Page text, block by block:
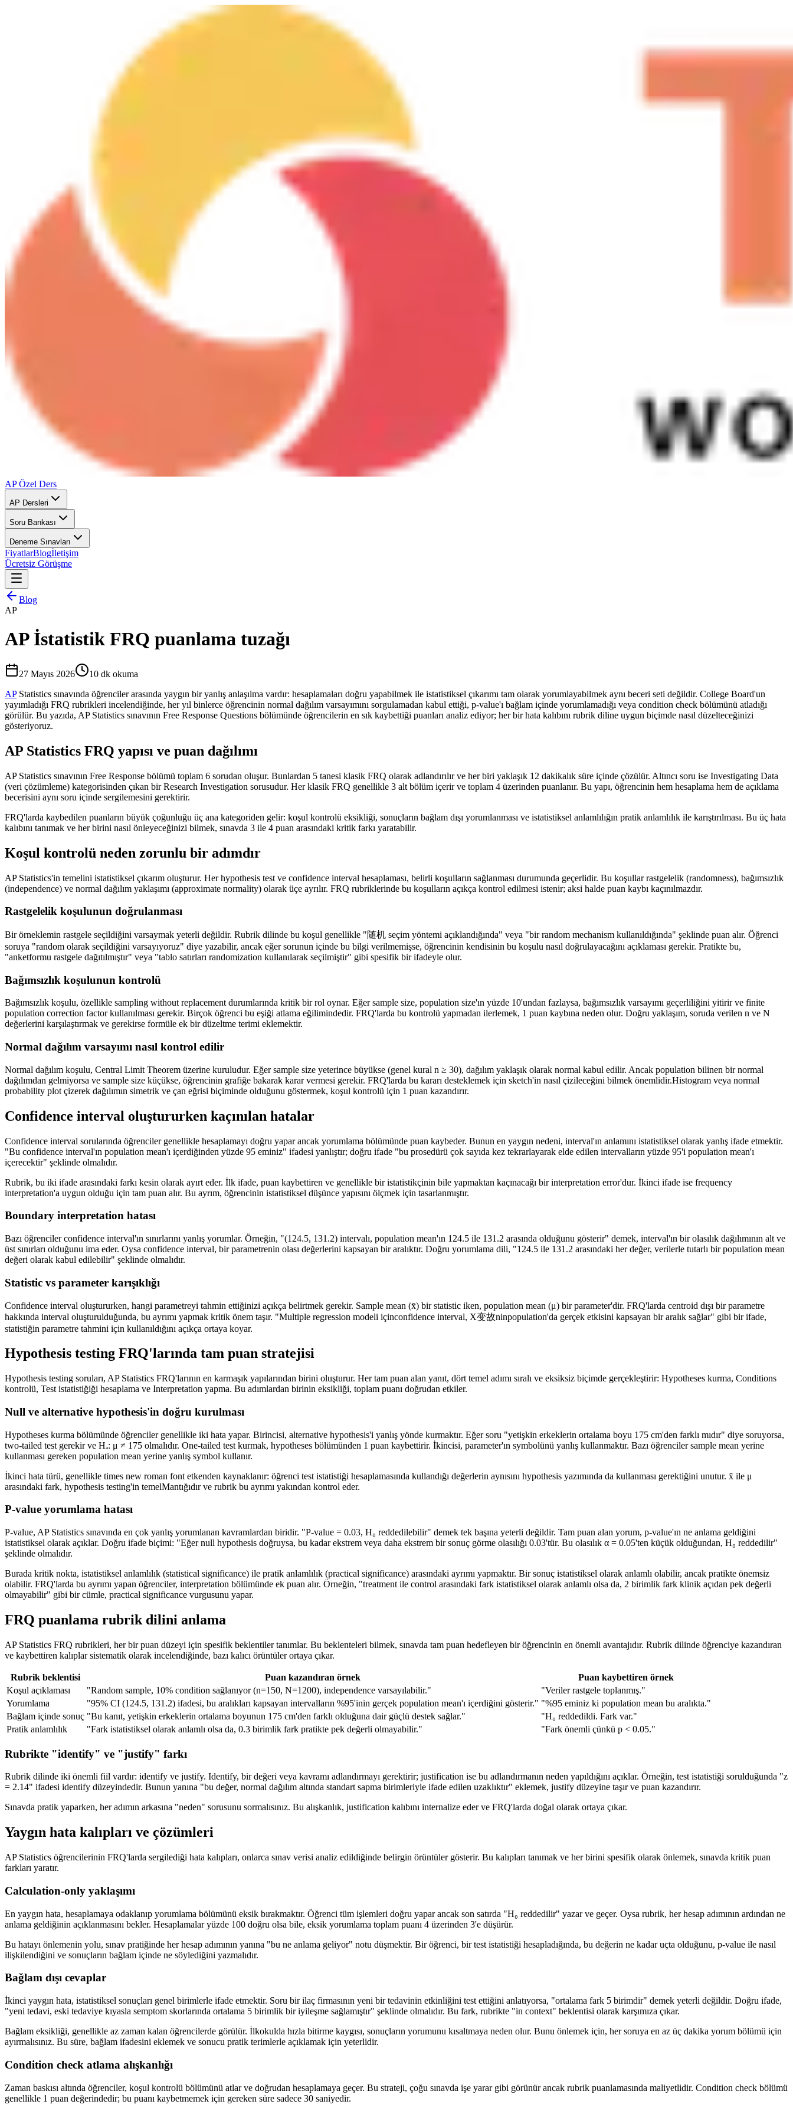
AP Özel Ders
AP Dersleri
Soru Bankası
Deneme Sınavları
FiyatlarBlogİletişim
Ücretsiz Görüşme
Blog
AP
AP İstatistik FRQ puanlama tuzağı
27 Mayıs 2026 10 dk okuma
APStatistics sınavında öğrenciler arasında yaygın bir yanlış anlaşılma vardır: hesaplamaları doğru yapabilmek ile istatistiksel çıkarımı tam olarak yorumlayabilmek aynı beceri seti değildir. College Board'un
yayımladığı FRQ rubrikleri incelendiğinde, her yıl binlerce öğrencinin normal dağılım varsayımını sorgulamadan kabul ettiği, p-value'ı bağlam içinde yorumlamadığı veya condition check bölümünü atladığı
görülür. Bu yazıda, AP Statistics sınavının Free Response Questions bölümünde öğrencilerin en sık kaybettiği puanları analiz ediyor; her bir hata kalıbını rubrik diline uygun biçimde nasıl düzelteceğinizi
gösteriyoruz.
AP Statistics FRQ yapısı ve puan dağılımı
AP Statistics sınavının Free Response bölümü toplam 6 sorudan oluşur. Bunlardan 5 tanesi klasik FRQ olarak adlandırılır ve her biri yaklaşık 12 dakikalık süre içinde çözülür. Altıncı soru ise Investigating Data
(veri çözümleme) kategorisinden çıkan bir Research Investigation sorusudur. Her klasik FRQ genellikle 3 alt bölüm içerir ve toplam 4 üzerinden puanlanır. Bu yapı, öğrencinin hem hesaplama hem de açıklama
becerisini aynı soru içinde sergilemesini gerektirir.
FRQ'larda kaybedilen puanların büyük çoğunluğu üç ana kategoriden gelir: koşul kontrolü eksikliği, sonuçların bağlam dışı yorumlanması ve istatistiksel anlamlılığın pratik anlamlılık ile karıştırılması. Bu üç hata
kalıbını tanımak ve her birini nasıl önleyeceğinizi bilmek, sınavda 3 ile 4 puan arasındaki kritik farkı yaratabilir.
Koşul kontrolü neden zorunlu bir adımdır
AP Statistics'in temelini istatistiksel çıkarım oluşturur. Her hypothesis test ve confidence interval hesaplaması, belirli koşulların sağlanması durumunda geçerlidir. Bu koşullar rastgelelik (randomness), bağımsızlık
(independence) ve normal dağılım yaklaşımı (approximate normality) olarak üçe ayrılır. FRQ rubriklerinde bu koşulların açıkça kontrol edilmesi istenir; aksi halde puan kaybı kaçınılmazdır.
Rastgelelik koşulunun doğrulanması
Bir örneklemin rastgele seçildiğini varsaymak yeterli değildir. Rubrik dilinde bu koşul genellikle "随机 seçim yöntemi açıklandığında" veya "bir random mechanism kullanıldığında" şeklinde puan alır. Öğrenci
soruya "random olarak seçildiğini varsayıyoruz" diye yazabilir, ancak eğer sorunun içinde bu bilgi verilmemişse, öğrencinin kendisinin bu koşulu nasıl doğrulayacağını açıklaması gerekir. Pratikte bu,
"anketformu rastgele dağıtılmıştır" veya "tablo satırları randomization kullanılarak seçilmiştir" gibi spesifik bir ifadeyle olur.
Bağımsızlık koşulunun kontrolü
Bağımsızlık koşulu, özellikle sampling without replacement durumlarında kritik bir rol oynar. Eğer sample size, population size'ın yüzde 10'undan fazlaysa, bağımsızlık varsayımı geçerliliğini yitirir ve finite
population correction factor kullanılması gerekir. Birçok öğrenci bu eşiği atlama eğilimindedir. FRQ'larda bu kontrolü yapmadan ilerlemek, 1 puan kaybına neden olur. Doğru yaklaşım, soruda verilen n ve N
değerlerini karşılaştırmak ve gerekirse formüle ek bir düzeltme terimi eklemektir.
Normal dağılım varsayımı nasıl kontrol edilir
Normal dağılım koşulu, Central Limit Theorem üzerine kuruludur. Eğer sample size yeterince büyükse (genel kural n ≥ 30), dağılım yaklaşık olarak normal kabul edilir. Ancak population bilinen bir normal
dağılımdan gelmiyorsa ve sample size küçükse, öğrencinin grafiğe bakarak karar vermesi gerekir. FRQ'larda bu kararı desteklemek için sketch'in nasıl çizileceğini bilmek önemlidir.Histogram veya normal
probability plot çizerek dağılımın simetrik ve çan eğrisi biçiminde olduğunu göstermek, koşul kontrolü için 1 puan kazandırır.
Confidence interval oluştururken kaçınılan hatalar
Confidence interval sorularında öğrenciler genellikle hesaplamayı doğru yapar ancak yorumlama bölümünde puan kaybeder. Bunun en yaygın nedeni, interval'ın anlamını istatistiksel olarak yanlış ifade etmektir.
"Bu confidence interval'ın population mean'ı içerdiğinden yüzde 95 eminiz" ifadesi yanlıştır; doğru ifade "bu prosedürü çok sayıda kez tekrarlayarak elde edilen intervalların yüzde 95'i population mean'ı
içerecektir" şeklinde olmalıdır.
Rubrik, bu iki ifade arasındaki farkı kesin olarak ayırt eder. İlk ifade, puan kaybettiren ve genellikle bir istatistikçinin bile yapmaktan kaçınacağı bir interpretation error'dur. İkinci ifade ise frequency
interpretation'a uygun olduğu için tam puan alır. Bu ayrım, öğrencinin istatistiksel düşünce yapısını ölçmek için tasarlanmıştır.
Boundary interpretation hatası
Bazı öğrenciler confidence interval'ın sınırlarını yanlış yorumlar. Örneğin, "(124.5, 131.2) intervalı, population mean'ın 124.5 ile 131.2 arasında olduğunu gösterir" demek, interval'ın bir olasılık dağılımının alt ve
üst sınırları olduğunu ima eder. Oysa confidence interval, bir parametrenin olası değerlerini kapsayan bir aralıktır. Doğru yorumlama dili, "124.5 ile 131.2 arasındaki her değer, verilerle tutarlı bir population mean
değeri olarak kabul edilebilir" şeklinde olmalıdır.
Statistic vs parameter karışıklığı
Confidence interval oluştururken, hangi parametreyi tahmin ettiğinizi açıkça belirtmek gerekir. Sample mean (x̄) bir statistic iken, population mean (μ) bir parameter'dir. FRQ'larda centroid dışı bir parametre
hakkında interval oluşturulduğunda, bu ayrımı yapmak kritik önem taşır. "Multiple regression modeli içinconfidence interval, X变故ninpopulation'da gerçek etkisini kapsayan bir aralık sağlar" gibi bir ifade,
statistiğin parametre tahmini için kullanıldığını açıkça ortaya koyar.
Hypothesis testing FRQ'larında tam puan stratejisi
Hypothesis testing soruları, AP Statistics FRQ'larının en karmaşık yapılarından birini oluşturur. Her tam puan alan yanıt, dört temel adımı sıralı ve eksiksiz biçimde gerçekleştirir: Hypotheses kurma, Conditions
kontrolü, Test istatistiğiği hesaplama ve Interpretation yapma. Bu adımlardan birinin eksikliği, toplam puanı doğrudan etkiler.
Null ve alternative hypothesis'in doğru kurulması
Hypotheses kurma bölümünde öğrenciler genellikle iki hata yapar. Birincisi, alternative hypothesis'i yanlış yönde kurmaktır. Eğer soru "yetişkin erkeklerin ortalama boyu 175 cm'den farklı mıdır" diye soruyorsa,
two-tailed test gerekir ve Hₐ: μ ≠ 175 olmalıdır. One-tailed test kurmak, hypotheses bölümünden 1 puan kaybettirir. İkincisi, parameter'ın symbolünü yanlış kullanmaktır. Bazı öğrenciler sample mean yerine
kullanması gereken population mean yerine yanlış symbol kullanır.
İkinci hata türü, genellikle times new roman font etkenden kaynaklanır: öğrenci test istatistiği hesaplamasında kullandığı değerlerin aynısını hypothesis yazımında da kullanması gerektiğini unutur. x̄ ile μ
arasındaki fark, hypothesis testing'in temelMantığıdır ve rubrik bu ayrımı yakından kontrol eder.
P-value yorumlama hatası
P-value, AP Statistics sınavında en çok yanlış yorumlanan kavramlardan biridir. "P-value = 0.03, H₀ reddedilebilir" demek tek başına yeterli değildir. Tam puan alan yorum, p-value'ın ne anlama geldiğini
istatistiksel olarak açıklar. Doğru ifade biçimi: "Eğer null hypothesis doğruysa, bu kadar ekstrem veya daha ekstrem bir sonuç görme olasılığı 0.03'tür. Bu olasılık α = 0.05'ten küçük olduğundan, H₀ reddedilir"
şeklinde olmalıdır.
Burada kritik nokta, istatistiksel anlamlılık (statistical significance) ile pratik anlamlılık (practical significance) arasındaki ayrımı yapmaktır. Bir sonuç istatistiksel olarak anlamlı olabilir, ancak pratikte önemsiz
olabilir. FRQ'larda bu ayrımı yapan öğrenciler, interpretation bölümünde ek puan alır. Örneğin, "treatment ile control arasındaki fark istatistiksel olarak anlamlı olsa da, 2 birimlik fark klinik açıdan pek değerli
olmayabilir" gibi bir cümle, practical significance vurgusunu yapar.
FRQ puanlama rubrik dilini anlama
AP Statistics FRQ rubrikleri, her bir puan düzeyi için spesifik beklentiler tanımlar. Bu beklenteleri bilmek, sınavda tam puan hedefleyen bir öğrencinin en önemli avantajıdır. Rubrik dilinde öğrenciye kazandıran
ve kaybettiren kalıplar sistematik olarak incelendiğinde, bazı kalıcı örüntüler ortaya çıkar.
Rubrik beklentisi Puan kazandıran örnek
Puan kaybettiren örnek
Koşul açıklaması
"Random sample, 10% condition sağlanıyor (n=150, N=1200), independence varsayılabilir."
"Veriler rastgele toplanmış."
Yorumlama
"95% CI (124.5, 131.2) ifadesi, bu aralıkları kapsayan intervalların %95'inin gerçek population mean'ı içerdiğini gösterir." "%95 eminiz ki population mean bu aralıkta."
Bağlam içinde sonuç "Bu kanıt, yetişkin erkeklerin ortalama boyunun 175 cm'den farklı olduğuna dair güçlü destek sağlar."
"H₀ reddedildi. Fark var."
Pratik anlamlılık
"Fark istatistiksel olarak anlamlı olsa da, 0.3 birimlik fark pratikte pek değerli olmayabilir." "Fark önemli çünkü p < 0.05."
Rubrikte "identify" ve "justify" farkı
Rubrik dilinde iki önemli fiil vardır: identify ve justify. Identify, bir değeri veya kavramı adlandırmayı gerektirir; justification ise bu adlandırmanın neden yapıldığını açıklar. Örneğin, test istatistiği sorulduğunda "z
= 2.14" ifadesi identify düzeyindedir. Bunun yanına "bu değer, normal dağılım altında standart sapma birimleriyle ifade edilen uzaklıktır" eklemek, justify düzeyine taşır ve puan kazandırır.
Sınavda pratik yaparken, her adımın arkasına "neden" sorusunu sormalısınız. Bu alışkanlık, justification kalıbını internalize eder ve FRQ'larda doğal olarak ortaya çıkar.
Yaygın hata kalıpları ve çözümleri
AP Statistics öğrencilerinin FRQ'larda sergilediği hata kalıpları, onlarca sınav verisi analiz edildiğinde belirgin örüntüler gösterir. Bu kalıpları tanımak ve her birini spesifik olarak önlemek, sınavda kritik puan
farkları yaratır.
Calculation-only yaklaşımı
En yaygın hata, hesaplamaya odaklanıp yorumlama bölümünü eksik bırakmaktır. Öğrenci tüm işlemleri doğru yapar ancak son satırda "H₀ reddedilir" yazar ve geçer. Oysa rubrik, her hesap adımının ardından ne
anlama geldiğinin açıklanmasını bekler. Hesaplamalar yüzde 100 doğru olsa bile, eksik yorumlama toplam puanı 4 üzerinden 3'e düşürür.
Bu hatayı önlemenin yolu, sınav pratiğinde her hesap adımının yanına "bu ne anlama geliyor" notu düşmektir. Bir öğrenci, bir test istatistiği hesapladığında, bu değerin ne kadar uçta olduğunu, p-value ile nasıl
ilişkilendiğini ve sonuçların bağlam içinde ne söylediğini yazmalıdır.
Bağlam dışı cevaplar
İkinci yaygın hata, istatistiksel sonuçları genel birimlerle ifade etmektir. Soru bir ilaç firmasının yeni bir tedavinin etkinliğini test ettiğini anlatıyorsa, "ortalama fark 5 birimdir" demek yeterli değildir. Doğru ifade,
"yeni tedavi, eski tedaviye kıyasla semptom skorlarında ortalama 5 birimlik bir iyileşme sağlamıştır" şeklinde olmalıdır. Bu fark, rubrikte "in context" beklentisi olarak karşımıza çıkar.
Bağlam eksikliği, genellikle az zaman kalan öğrencilerde görülür. İlkokulda hızla bitirme kaygısı, sonuçların yorumunu kısaltmaya neden olur. Bunu önlemek için, her soruya en az üç dakika yorum bölümü için
ayırmalısınız. Bu süre, bağlam ifadesini eklemek ve sonucu pratik terimlerle açıklamak için yeterlidir.
Condition check atlama alışkanlığı
Zaman baskısı altında öğrenciler, koşul kontrolü bölümünü atlar ve doğrudan hesaplamaya geçer. Bu strateji, çoğu sınavda işe yarar gibi görünür ancak rubrik puanlamasında maliyetlidir. Condition check bölümü
genellikle 1 puan değerindedir; bu puanı kaybetmemek için gereken süre sadece 30 saniyedir.